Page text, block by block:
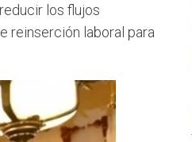
los flujos
reinserción laboral para